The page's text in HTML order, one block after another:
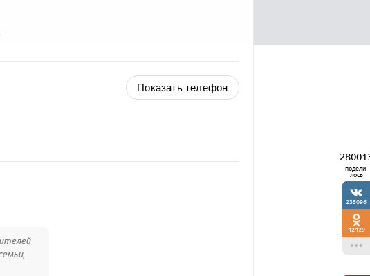
Показать телефон
подели-
лось
235096
42429